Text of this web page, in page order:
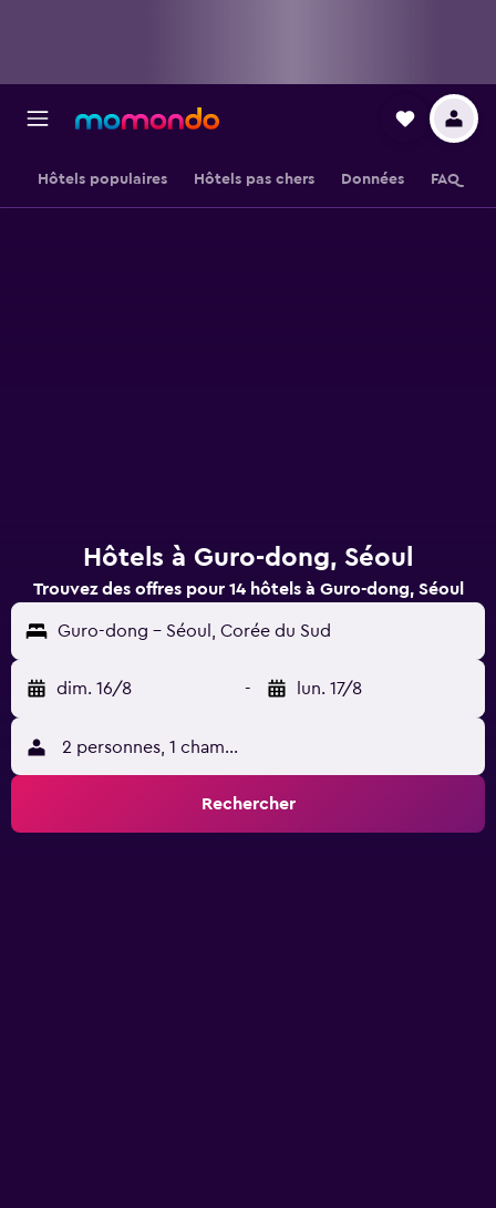
Hôtels populaires Hôtels pas chers Données FAQ
Hôtels à Guro-dong, Séoul
Trouvez des offres pour 14 hôtels à Guro-dong, Séoul
Guro-dong - Séoul, Corée du Sud
dim. 16/8 - lun. 17/8
2 personnes, 1 chambre
Rechercher